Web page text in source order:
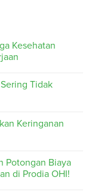
Kesehatan
Tidak
Keringanan
Potongan Biaya
di Prodia OHI!